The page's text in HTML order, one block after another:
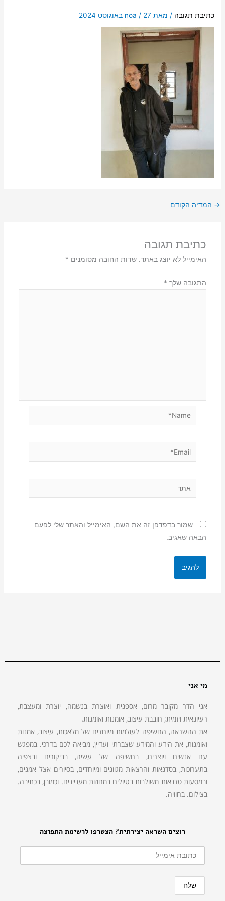
כתיבת תגובה / מאת noa / 27 באוגוסט 2024
→ המדיה הקודם
כתיבת תגובה
האימייל לא יוצג באתר. שדות החובה מסומנים *
התגובה שלך *
Email*
שמור בדפדפן זה את השם, האימייל והאתר שלי לפעם
הבאה שאגיב.
רוצים השראה יצירתית? הצטרפו לרשימת התפוצה
מי אני
אני הדר מקובר מרום, אספנית ואוצרת בנשמה, יוצרת ומעצבת,
רעיונאית ויזמית; חובבת עיצוב, אוּמנות ואוֹמנות.
את ההשראה, החשיפה לעולמות מיוחדים של מלאכות, עיצוב, אמנות
ואומנות, את הידע והמידע שצברתי ועדיין, מביאה לכם בדרכי. במפגש
עם אנשים ויוצרים, בחשיפה של עשיה, בביקורים ובצפיה
בתערוכות, בסדנאות והרצאות מגוונים ומיוחדים, בסיורים אצל אמנים,
ובמסעות סדנאות משולבות בטיולים במחוזות מעניינים. וכמובן, בכתיבה.
בצילום. בחוויה.